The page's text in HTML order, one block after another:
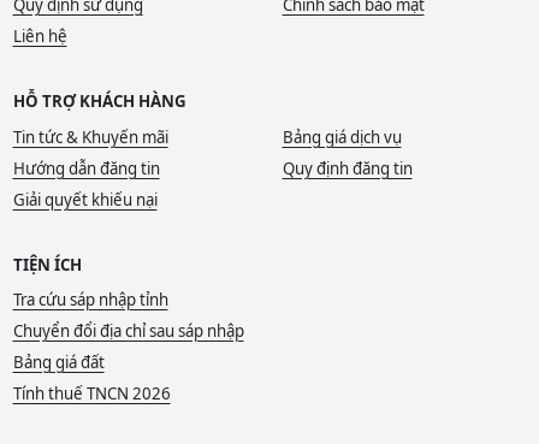
Quy định sử dụng
Chính sách bảo mật
Liên hệ
HỖ TRỢ KHÁCH HÀNG
Tin tức & Khuyến mãi
Bảng giá dịch vụ
Hướng dẫn đăng tin
Quy định đăng tin
Giải quyết khiếu nại
TIỆN ÍCH
Tra cứu sáp nhập tỉnh
Chuyển đổi địa chỉ sau sáp nhập
Bảng giá đất
Tính thuế TNCN 2026